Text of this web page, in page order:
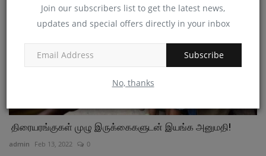
Join our subscribers list to get the latest news,
updates and special offers directly in your inbox
Subscribe
No, thanks
திரையரங்குகள் முழு இருக்கைகளுடன் இயங்க அனுமதி!
admin Feb 13, 2022 0